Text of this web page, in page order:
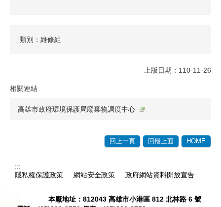
類別：維修組
上版日期：110-11-26
相關連結
高雄市政府環境保護局廢棄物調度中心
回上一頁 回最上面 HOME
:::
隱私權保護政策
網站安全政策
政府網站資料開放宣告
本廠地址：812043 高雄市小港區 812 北林路 6 號